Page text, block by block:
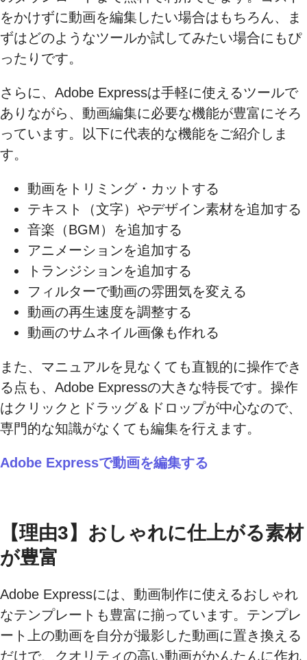
をかけずに動画を編集したい場合はもちろん、ま
ずはどのようなツールか試してみたい場合にもぴ
ったりです。
さらに、Adobe Expressは手軽に使えるツールで
ありながら、動画編集に必要な機能が豊富にそろ
っています。以下に代表的な機能をご紹介しま
す。
動画をトリミング・カットする
テキスト（文字）やデザイン素材を追加する
音楽（BGM）を追加する
アニメーションを追加する
トランジションを追加する
フィルターで動画の雰囲気を変える
動画の再生速度を調整する
動画のサムネイル画像も作れる
また、マニュアルを見なくても直観的に操作でき
る点も、Adobe Expressの大きな特長です。操作
はクリックとドラッグ＆ドロップが中心なので、
専門的な知識がなくても編集を行えます。
Adobe Expressで動画を編集する
【理由3】おしゃれに仕上がる素材
が豊富
Adobe Expressには、動画制作に使えるおしゃれ
なテンプレートも豊富に揃っています。テンプレ
ート上の動画を自分が撮影した動画に置き換える
だけで、クオリティの高い動画がかんたんに作れ